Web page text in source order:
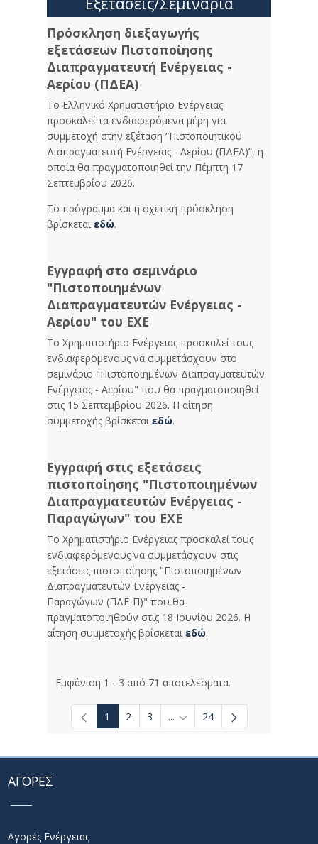
Πρόσκληση διεξαγωγής
εξετάσεων Πιστοποίησης
Διαπραγματευτή Ενέργειας -
Αερίου (ΠΔΕΑ)
Το Ελληνικό Χρηματιστήριο Ενέργειας
προσκαλεί τα ενδιαφερόμενα μέρη για
συμμετοχή στην εξέταση “Πιστοποιητικού
Διαπραγματευτή Ενέργειας - Αερίου (ΠΔΕΑ)”, η
οποία θα πραγματοποιηθεί την Πέμπτη 17
Σεπτεμβρίου 2026.
Το πρόγραμμα και η σχετική πρόσκληση
βρίσκεταιεδώ.
Εγγραφή στο σεμινάριο
"Πιστοποιημένων
Διαπραγματευτών Ενέργειας -
Αερίου" του ΕΧΕ
Το Χρηματιστήριο Ενέργειας προσκαλεί τους
ενδιαφερόμενους να συμμετάσχουν στο
σεμινάριο "Πιστοποιημένων Διαπραγματευτών
Ενέργειας - Αερίου" που θα πραγματοποιηθεί
στις 15 Σεπτεμβρίου 2026. Η αίτηση
συμμετοχής βρίσκεταιεδώ.
Εγγραφή στις εξετάσεις
πιστοποίησης "Πιστοποιημένων
Διαπραγματευτών Ενέργειας -
Παραγώγων" του ΕΧΕ
Το Χρηματιστήριο Ενέργειας προσκαλεί τους
ενδιαφερόμενους να συμμετάσχουν στις
εξετάσεις πιστοποίησης "Πιστοποιημένων
Διαπραγματευτών Ενέργειας -
Παραγώγων (ΠΔΕ-Π)" που θα
πραγματοποιηθούν στις 18 Ιουνίου 2026. Η
αίτηση συμμετοχής βρίσκεταιεδώ.
Εμφάνιση 1 - 3 από 71 αποτελέσματα.
1 2 3 ... Ενδιάμεσες σελίδες Use
24
ΑΓΟΡΕΣ
Αγορές Ενέργειας